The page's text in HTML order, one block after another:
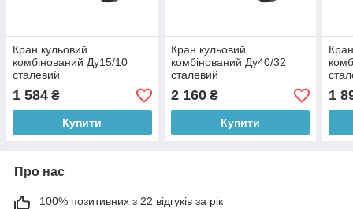
Кран кульовий
комбінований Ду15/10
сталевий
стандартнопрохідний
11с34п BREEZE
1 584 ₴
Купити
Кран кульовий
комбінований Ду40/32
сталевий
стандартнопрохідний
11с34п BREEZE
2 160₴
Купити
1
Про нас
100% позитивних з 22 відгуків за рік